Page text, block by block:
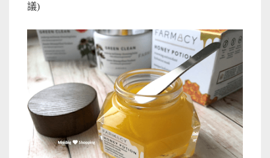
議)